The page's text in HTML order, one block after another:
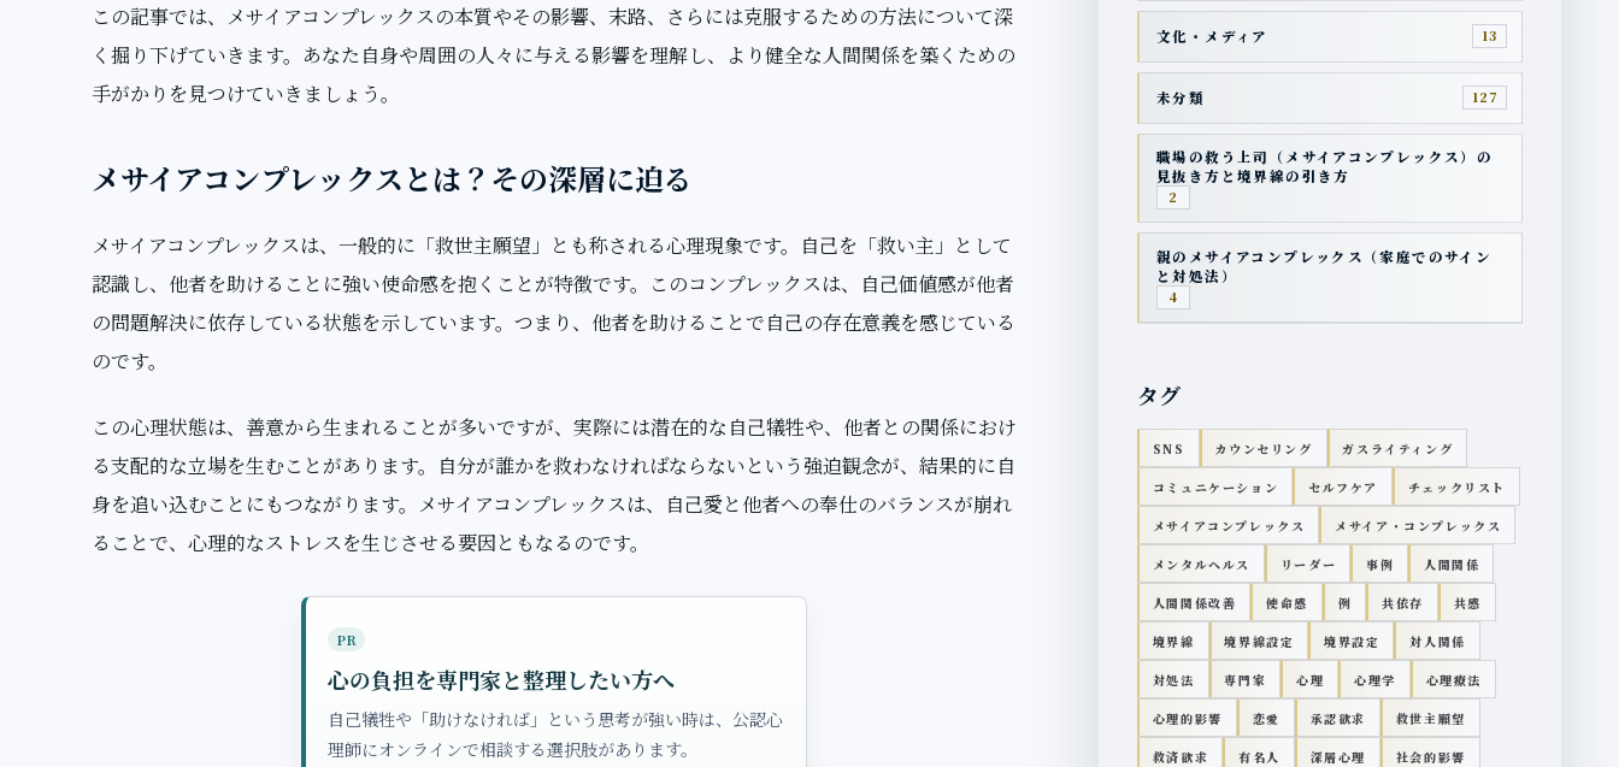
この記事では、メサイアコンプレックスの本質やその影響、末路、さらには克服するための方法について深
く掘り下げていきます。あなた自身や周囲の人々に与える影響を理解し、より健全な人間関係を築くための
手がかりを見つけていきましょう。
メサイアコンプレックスとは？その深層に迫る
メサイアコンプレックスは、一般的に「救世主願望」とも称される心理現象です。自己を「救い主」として
認識し、他者を助けることに強い使命感を抱くことが特徴です。このコンプレックスは、自己価値感が他者
の問題解決に依存している状態を示しています。つまり、他者を助けることで自己の存在意義を感じている
のです。
この心理状態は、善意から生まれることが多いですが、実際には潜在的な自己犠牲や、他者との関係におけ
る支配的な立場を生むことがあります。自分が誰かを救わなければならないという強迫観念が、結果的に自
身を追い込むことにもつながります。メサイアコンプレックスは、自己愛と他者への奉仕のバランスが崩れ
ることで、心理的なストレスを生じさせる要因ともなるのです。
PR
心の負担を専門家と整理したい方へ
自己犠牲や「助けなければ」という思考が強い時は、公認心
理師にオンラインで相談する選択肢があります。
文化・メディア 13
未分類 127
職場の救う上司（メサイアコンプレックス）の
見抜き方と境界線の引き方
2
親のメサイアコンプレックス（家庭でのサイン
と対処法）
4
タグ
SNS カウンセリング ガスライティング
コミュニケーション セルフケア チェックリスト
メサイアコンプレックス メサイア・コンプレックス
メンタルヘルス リーダー 事例 人間関係
人間関係改善 使命感 例 共依存 共感
境界線 境界線設定 境界設定 対人関係
対処法 専門家 心理 心理学 心理療法
心理的影響 恋愛 承認欲求 救世主願望
救済欲求 有名人 深層心理 社会的影響